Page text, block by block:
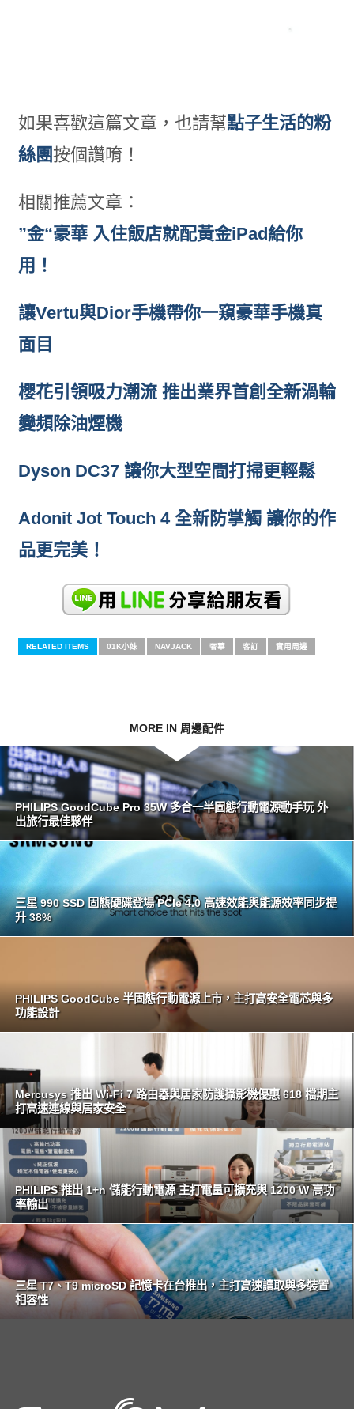
如果喜歡這篇文章，也請幫點子生活的粉
絲團按個讚唷！
相關推薦文章：
”金“豪華 入住飯店就配黃金iPad給你
用！
讓Vertu與Dior手機帶你一窺豪華手機真
面目
櫻花引領吸力潮流 推出業界首創全新渦輪
變頻除油煙機
Dyson DC37 讓你大型空間打掃更輕鬆
Adonit Jot Touch 4 全新防掌觸 讓你的作
品更完美！
RELATED ITEMS 01K小妹 NAVJACK 奢華 客訂 實用周邊
MORE IN 周邊配件
PHILIPS GoodCube Pro 35W 多合一半固態行動電源動手玩 外
出旅行最佳夥伴
三星 990 SSD 固態硬碟登場 PCIe 4.0 高速效能與能源效率同步提
升 38%
PHILIPS GoodCube 半固態行動電源上市，主打高安全電芯與多
功能設計
Mercusys 推出 Wi-Fi 7 路由器與居家防護攝影機優惠 618 檔期主
打高速連線與居家安全
PHILIPS 推出 1+n 儲能行動電源 主打電量可擴充與 1200 W 高功
率輸出
三星 T7、T9 microSD 記憶卡在台推出，主打高速讀取與多裝置
相容性